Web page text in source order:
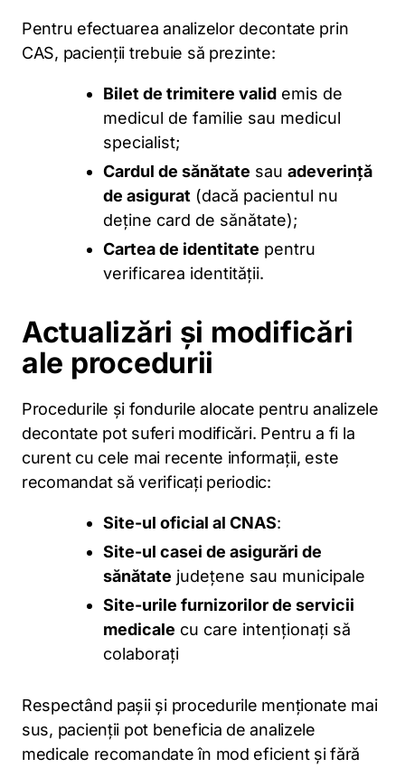
Pentru efectuarea analizelor decontate prin
CAS, pacienții trebuie să prezinte:
Bilet de trimitere valid emis de
medicul de familie sau medicul
specialist;
Cardul de sănătate sau adeverință
de asigurat (dacă pacientul nu
deține card de sănătate);
Cartea de identitate pentru
verificarea identității.
Actualizări și modificări
ale procedurii
Procedurile și fondurile alocate pentru analizele
decontate pot suferi modificări. Pentru a fi la
curent cu cele mai recente informații, este
recomandat să verificați periodic:
Site-ul oficial al CNAS:
Site-ul casei de asigurări de
sănătate județene sau municipale
Site-urile furnizorilor de servicii
medicale cu care intenționați să
colaborați
Respectând pașii și procedurile menționate mai
sus, pacienții pot beneficia de analizele
medicale recomandate în mod eficient și fără